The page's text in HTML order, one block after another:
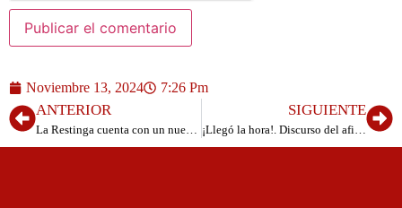
Noviembre 13, 2024 7:26 Pm
ANTERIOR
La Restinga cuenta con un nuevo tótem digital con información turística del municipio
SIGUIENTE
¡Llegó la hora!. Discurso del afiliado expulsado en la Asamblea de AHI